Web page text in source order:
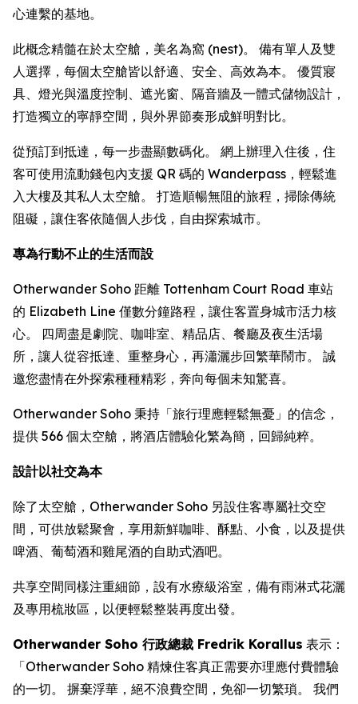
心連繫的基地。
此概念精髓在於太空艙，美名為窩 (nest)。 備有單人及雙
人選擇，每個太空艙皆以舒適、安全、高效為本。 優質寢
具、燈光與溫度控制、遮光窗、隔音牆及一體式儲物設計，
打造獨立的寧靜空間，與外界節奏形成鮮明對比。
從預訂到抵達，每一步盡顯數碼化。 網上辦理入住後，住
客可使用流動錢包內支援 QR 碼的 Wanderpass，輕鬆進
入大樓及其私人太空艙。 打造順暢無阻的旅程，掃除傳統
阻礙，讓住客依隨個人步伐，自由探索城市。
專為行動不止的生活而設
Otherwander Soho 距離 Tottenham Court Road 車站
的 Elizabeth Line 僅數分鐘路程，讓住客置身城市活力核
心。 四周盡是劇院、咖啡室、精品店、餐廳及夜生活場
所，讓人從容抵達、重整身心，再瀟灑步回繁華鬧市。 誠
邀您盡情在外探索種種精彩，奔向每個未知驚喜。
Otherwander Soho 秉持「旅行理應輕鬆無憂」的信念，
提供 566 個太空艙，將酒店體驗化繁為簡，回歸純粹。
設計以社交為本
除了太空艙，Otherwander Soho 另設住客專屬社交空
間，可供放鬆聚會，享用新鮮咖啡、酥點、小食，以及提供
啤酒、葡萄酒和雞尾酒的自助式酒吧。
共享空間同樣注重細節，設有水療級浴室，備有雨淋式花灑
及專用梳妝區，以便輕鬆整裝再度出發。
Otherwander Soho 行政總裁 Fredrik Korallus 表示：
「Otherwander Soho 精煉住客真正需要亦理應付費體驗
的一切。 摒棄浮華，絕不浪費空間，免卻一切繁瑣。 我們